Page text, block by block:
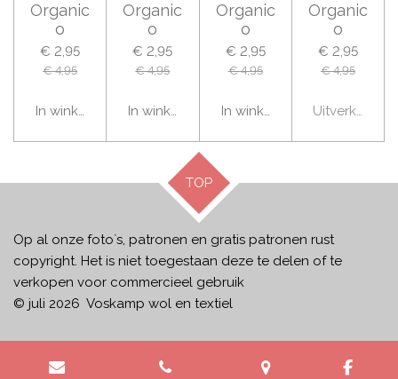
Organic
o
€ 2,95
€ 4,95
In winkelwagen
Organic
o
€ 2,95
€ 4,95
In winkelwagen
Organic
o
€ 2,95
€ 4,95
In winkelwagen
Organic
o
€ 2,95
€ 4,95
Uitverkocht
TOP
Op al onze foto`s, patronen en gratis patronen rust
copyright. Het is niet toegestaan deze te delen of te
verkopen voor commercieel gebruik
© juli 2026 Voskamp wol en textiel